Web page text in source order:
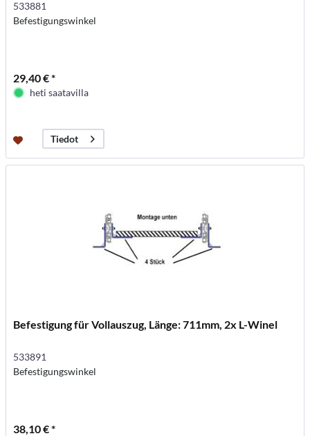
533881
Befestigungswinkel
29,40 € *
heti saatavilla
Tiedot
Befestigung für Vollauszug, Länge: 711mm, 2x L-Winel
533891
Befestigungswinkel
38,10 € *